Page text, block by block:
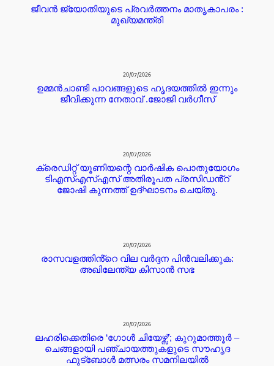
ജീവൻ ജ്യോതിയുടെ പ്രവർത്തനം മാതൃകാപരം :
മുഖ്യമന്ത്രി
20/07/2026
ഉമ്മൻചാണ്ടി പാവങ്ങളുടെ ഹൃദയത്തിൽ ഇന്നും
ജീവിക്കുന്ന നേതാവ് .ജോജി വർഗീസ്
20/07/2026
ക്രെഡിറ്റ് യൂണിയന്റെ വാർഷിക പൊതുയോഗം
ടിഎസ്എസ്എസ് അതിരൂപത പ്രസിഡൻ്റ്
ജോഷി കുന്നത്ത് ഉദ്ഘാടനം ചെയ്തു.
20/07/2026
രാസവളത്തിൻ്റെ വില വർദ്ദന പിൻവലിക്കുക:
അഖിലേന്ത്യ കിസാൻ സഭ
20/07/2026
ലഹരിക്കെതിരെ ‘ഗോൾ ചിയേഴ്സ്’; കുറുമാത്തൂർ –
ചെങ്ങളായി പഞ്ചായത്തുകളുടെ സൗഹൃദ
ഫുട്ബോൾ മത്സരം സമനിലയിൽ